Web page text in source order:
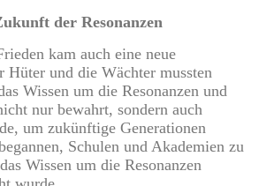
der Resonanzen
kam auch eine neue
Hüter und die Wächter mussten
Wissen um die Resonanzen und
nur bewahrt, sondern auch
um zukünftige Generationen
Schulen und Akademien zu
Wissen um die Resonanzen